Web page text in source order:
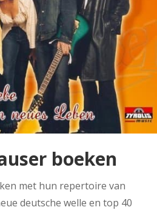
boeken
met hun repertoire van
deutsche welle en top 40